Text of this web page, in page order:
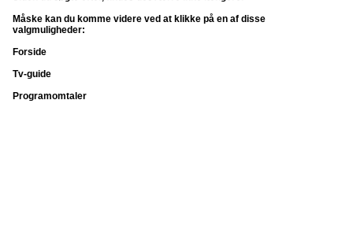
Måske kan du komme videre ved at klikke på en af disse
valgmuligheder:
Forside
Tv-guide
Programomtaler